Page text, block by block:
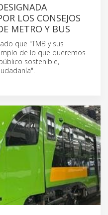
LOS CONSEJOS
METRO Y BUS
que "TMB y sus
de lo que queremos
sostenible,